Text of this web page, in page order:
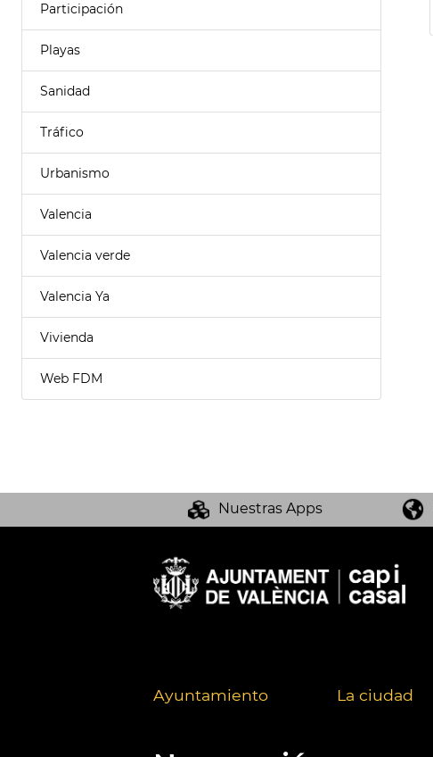
Participación
Playas
Sanidad
Tráfico
Urbanismo
Valencia
Valencia verde
Valencia Ya
Vivienda
Web FDM
Nuestras Apps
Ayuntamiento La ciudad